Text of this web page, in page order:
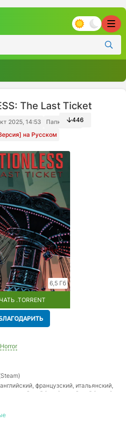
The Last Ticket
2025, 14:53
Папка игры
на Русском
446
6,5 Гб
.TORRENT
Horror
французский, итальянский,
китайский (упр.), китайский (трад.)